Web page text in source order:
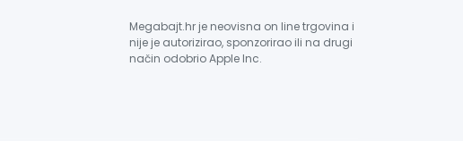
Megabajt.hr je neovisna on line trgovina i
nije je autorizirao, sponzorirao ili na drugi
način odobrio Apple Inc.